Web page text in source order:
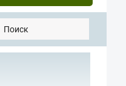
Поиск